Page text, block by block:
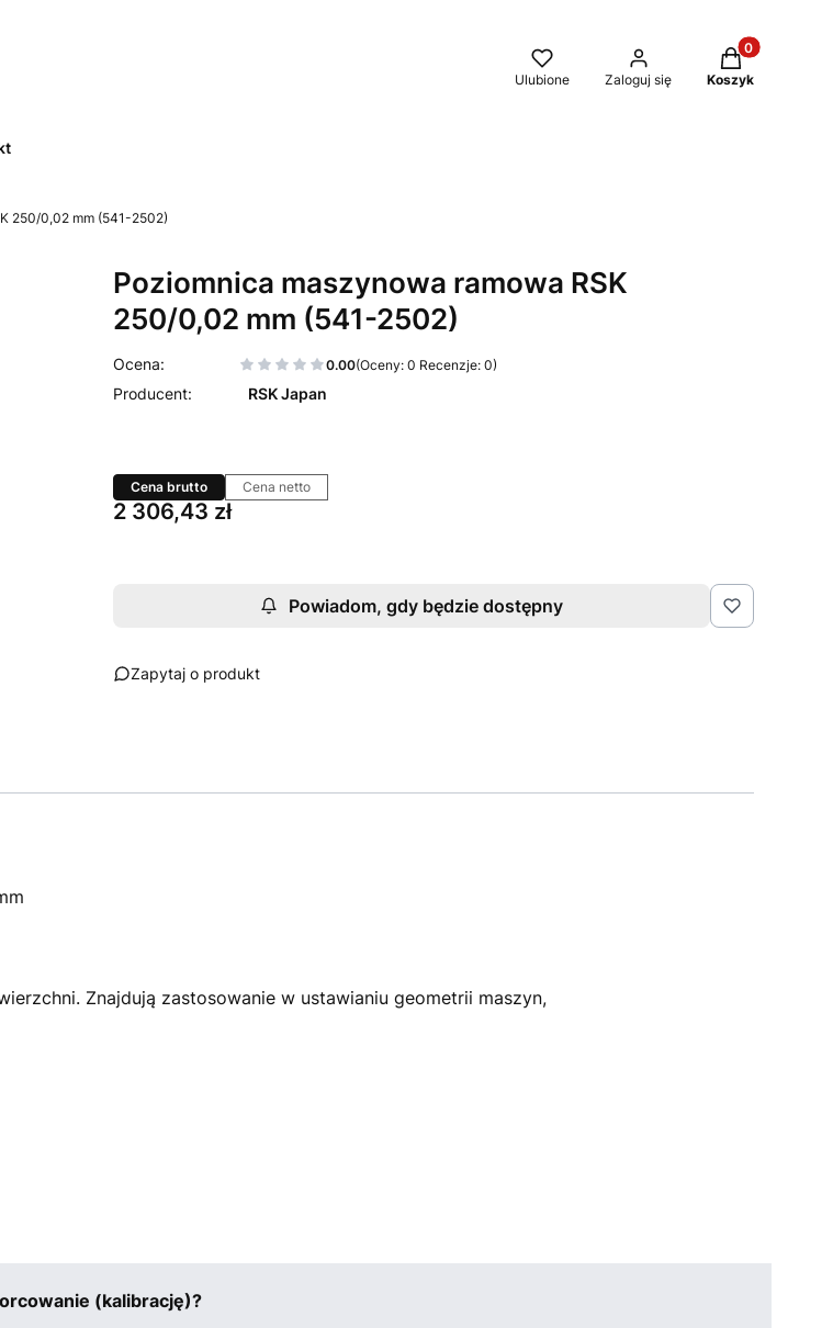
Ulubione Zaloguj się
Produkty w
Koszyk
250/0,02 mm (541-2502)
Poziomnica maszynowa ramowa RSK
250/0,02 mm (541-2502)
0.00(Oceny: 0 Recenzje: 0)
RSK Japan
Cena brutto Cena netto
Cena
2 306,43 zł
Powiadom, gdy będzie dostępny
Zapytaj o produkt
Znajdują zastosowanie w ustawianiu geometrii maszyn,
(kalibrację)?